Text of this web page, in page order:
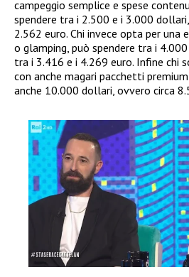
campeggio semplice e spese
spendere tra i 2.500 e i 3.000
2.562 euro. Chi invece opta per una
o glamping, può spendere tra i
tra i 3.416 e i 4.269 euro. Infine chi
con anche magari pacchetti
anche 10.000 dollari, ovvero circa